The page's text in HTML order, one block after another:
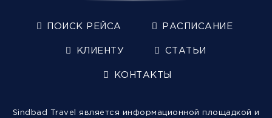
ПОИСК РЕЙСА РАСПИСАНИЕ
КЛИЕНТУ СТАТЬИ
КОНТАКТЫ
Sindbad Travel является информационной площадкой и